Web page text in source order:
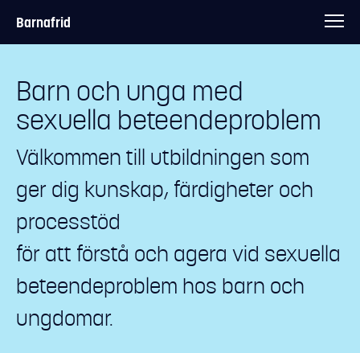
Barnafrid
Barn och unga med
sexuella beteendeproblem
Välkommen till utbildningen som
ger dig kunskap, färdigheter och
processtöd
för att förstå och agera vid sexuella
beteendeproblem hos barn och
ungdomar.